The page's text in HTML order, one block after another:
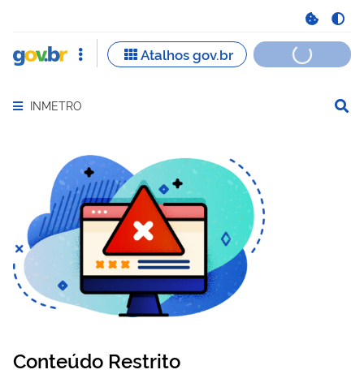
Abrir menu principal de navegação
INMETRO
Conteúdo Restrito